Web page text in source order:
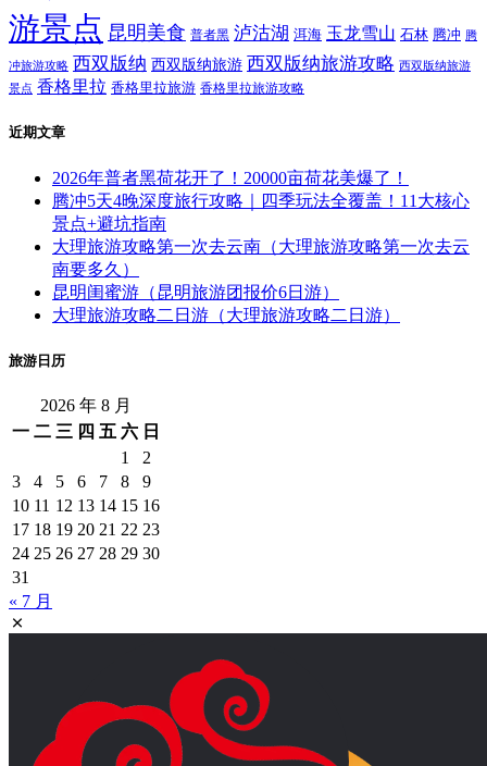
游景点 昆明美食 普者黑 泸沽湖 洱海 玉龙雪山 石林 腾冲 腾
冲旅游攻略 西双版纳 西双版纳旅游 西双版纳旅游攻略 西双版纳旅游
景点 香格里拉 香格里拉旅游 香格里拉旅游攻略
近期文章
2026年普者黑荷花开了！20000亩荷花美爆了！
腾冲5天4晚深度旅行攻略｜四季玩法全覆盖！11大核心
景点+避坑指南
大理旅游攻略第一次去云南（大理旅游攻略第一次去云
南要多久）
昆明闺蜜游（昆明旅游团报价6日游）
大理旅游攻略二日游（大理旅游攻略二日游）
旅游日历
2026 年 8 月
一 二 三 四 五 六 日
1
2
3
4 5 6 7 8
9
10 11 12 13 14 15 16
17 18 19 20 21 22 23
24 25 26 27 28 29 30
31
« 7 月